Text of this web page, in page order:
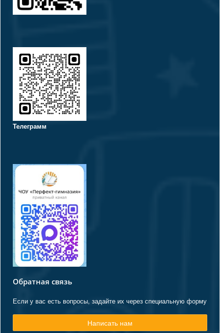
Телеграмм
Обратная связь
Если у вас есть вопросы, задайте их через специальную форму
Написать нам